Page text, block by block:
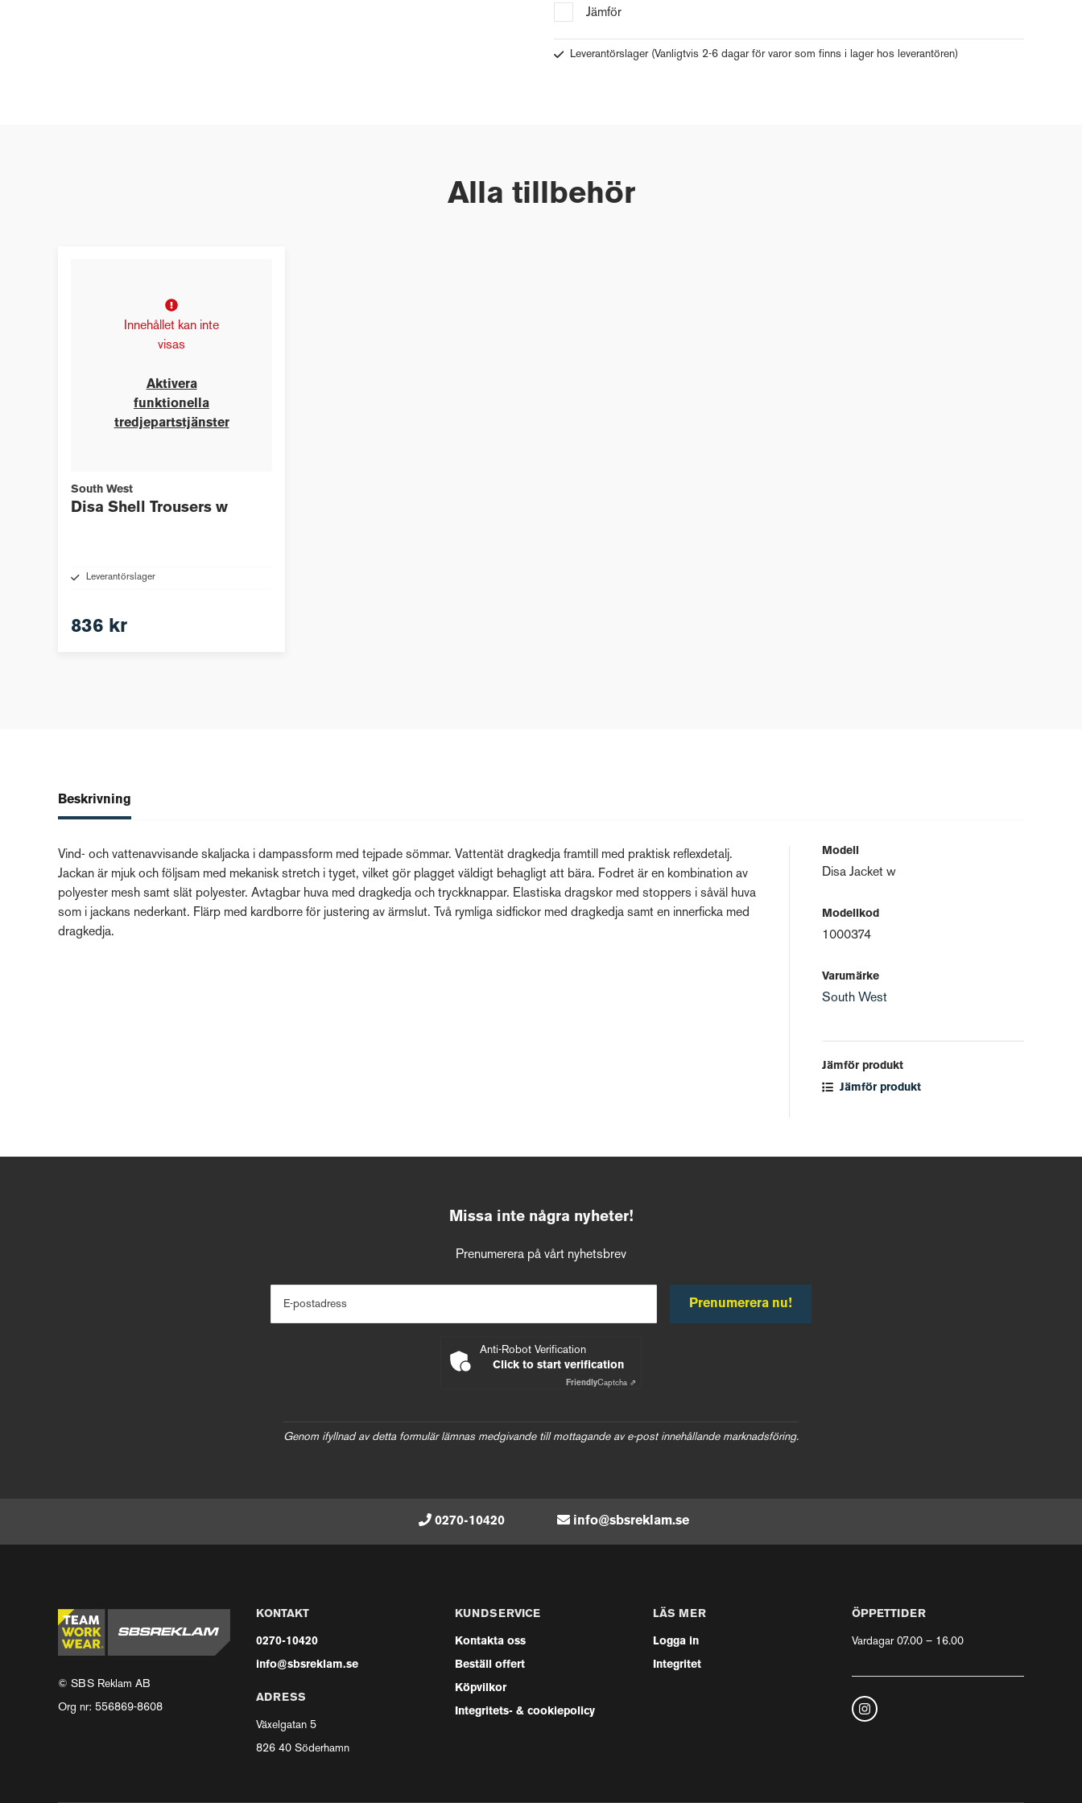
Jämför
Leverantörslager (Vanligtvis 2-6 dagar för varor som finns i lager hos leverantören)
Alla tillbehör
Innehållet kan inte
visas
Aktivera
funktionella
tredjepartstjänster
South West
Disa Shell Trousers w
Leverantörslager
836 kr
Beskrivning
Vind- och vattenavvisande skaljacka i dampassform med tejpade sömmar. Vattentät dragkedja framtill med praktisk reflexdetalj.
Jackan är mjuk och följsam med mekanisk stretch i tyget, vilket gör plagget väldigt behagligt att bära. Fodret är en kombination av
polyester mesh samt slät polyester. Avtagbar huva med dragkedja och tryckknappar. Elastiska dragskor med stoppers i såväl huva
som i jackans nederkant. Flärp med kardborre för justering av ärmslut. Två rymliga sidfickor med dragkedja samt en innerficka med
dragkedja.
Modell
Disa Jacket w
Modellkod
1000374
Varumärke
South West
Jämför produkt
Jämför produkt
Missa inte några nyheter!
Prenumerera på vårt nyhetsbrev
E-postadress Prenumerera nu!
Anti-Robot Verification
Click to start verification
FriendlyCaptcha ⇗
Genom ifyllnad av detta formulär lämnas medgivande till mottagande av e-post innehållande marknadsföring.
0270-10420 info@sbsreklam.se
© SBS Reklam AB
Org nr: 556869-8608
KONTAKT
0270-10420
info@sbsreklam.se
ADRESS
Växelgatan 5
826 40 Söderhamn
KUNDSERVICE
Kontakta oss
Beställ offert
Köpvilkor
Integritets- & cookiepolicy
LÄS MER
Logga in
Integritet
ÖPPETTIDER
Vardagar 07.00 – 16.00